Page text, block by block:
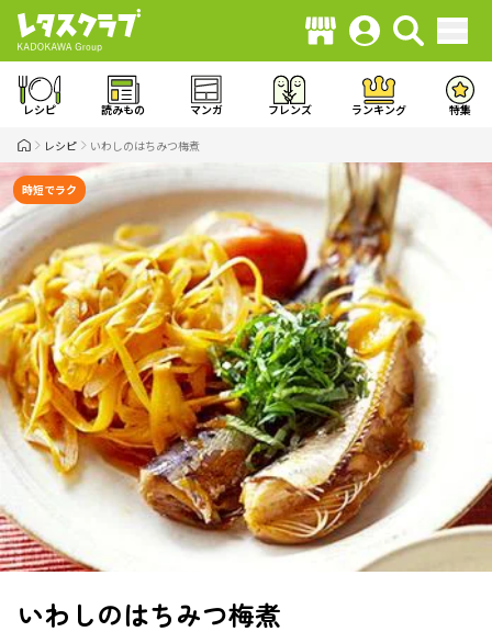
レシピ 読みもの マンガ フレンズ ランキング 特集
レシピ いわしのはちみつ梅煮
時短でラク
いわしのはちみつ梅煮